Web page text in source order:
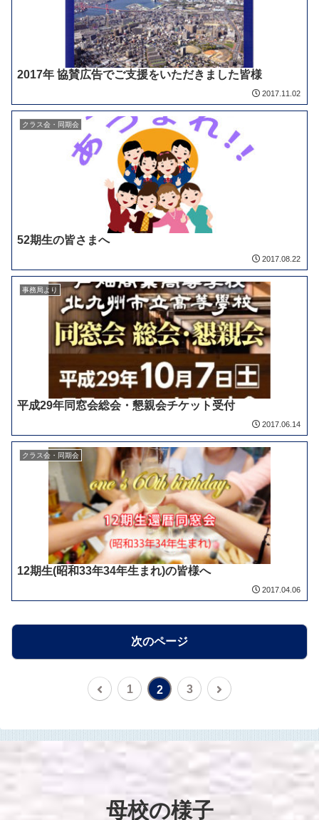
2017年 協賛広告でご支援をいただきました皆様
2017.11.02
クラス会・同期会
52期生の皆さまへ
2017.08.22
事務局より
平成29年同窓会総会・懇親会チケット受付
2017.06.14
クラス会・同期会
12期生(昭和33年34年生まれ)の皆様へ
2017.04.06
次のページ
1 2 3
母校の様子